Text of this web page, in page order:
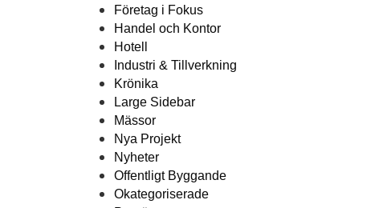
Företag i Fokus
Handel och Kontor
Hotell
Industri & Tillverkning
Krönika
Large Sidebar
Mässor
Nya Projekt
Nyheter
Offentligt Byggande
Okategoriserade